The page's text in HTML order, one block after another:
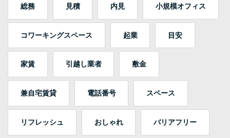
総務 見積 内見 小規模オフィス
コワーキングスペース 起業 目安
家賃 引越し業者 敷金
兼自宅賃貸 電話番号 スペース
リフレッシュ おしゃれ バリアフリー